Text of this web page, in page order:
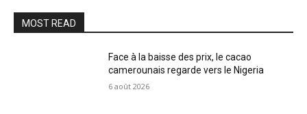
MOST READ
Face à la baisse des prix, le cacao
camerounais regarde vers le Nigeria
6 août 2026